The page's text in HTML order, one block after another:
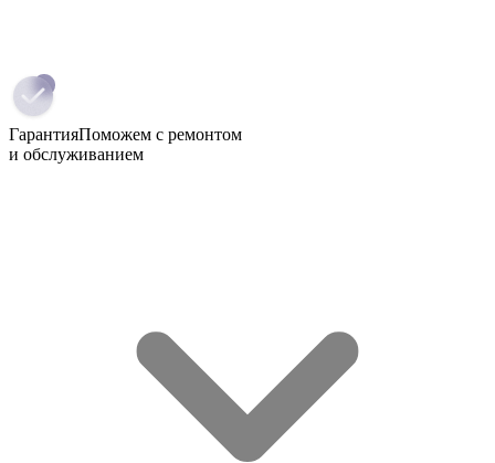
ГарантияПоможем с ремонтом
и обслуживанием